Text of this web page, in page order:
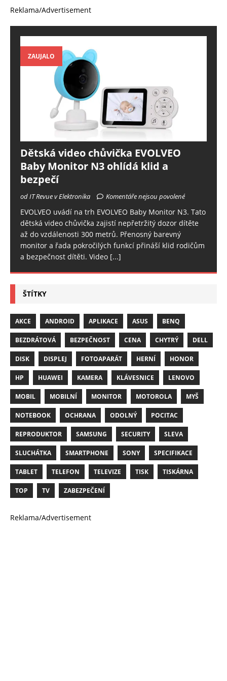
Reklama/Advertisement
ZAUJALO
Dětská video chůvička EVOLVEO
Baby Monitor N3 ohlídá klid a
bezpečí
od IT Revue v Elektronika Komentáře nejsou povolené
EVOLVEO uvádí na trh EVOLVEO Baby Monitor N3. Tato
dětská video chůvička zajistí nepřetržitý dozor dítěte
až do vzdálenosti 300 metrů. Přenosný barevný
monitor a řada pokročilých funkcí přináší klid rodičům
a bezpečnost dítěti. Video [...]
ŠTÍTKY
AKCE ANDROID APLIKACE ASUS BENQ
BEZDRÁTOVÁ BEZPEČNOST CENA CHYTRÝ DELL
DISK DISPLEJ FOTOAPARÁT HERNÍ HONOR
HP HUAWEI KAMERA KLÁVESNICE LENOVO
MOBIL MOBILNÍ MONITOR MOTOROLA MYŠ
NOTEBOOK OCHRANA ODOLNÝ POCITAC
REPRODUKTOR SAMSUNG SECURITY SLEVA
SLUCHÁTKA SMARTPHONE SONY SPECIFIKACE
TABLET TELEFON TELEVIZE TISK TISKÁRNA
TOP TV ZABEZPEČENÍ
Reklama/Advertisement